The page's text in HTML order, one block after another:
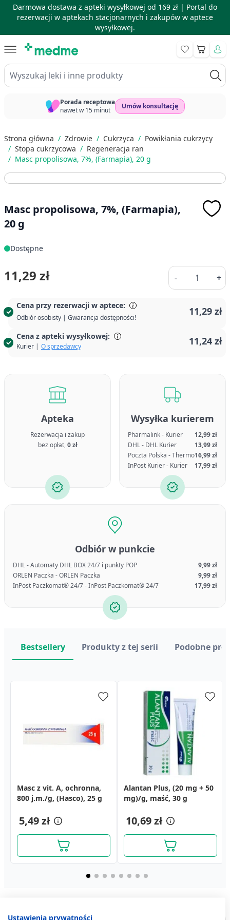
Darmowa dostawa z apteki wysyłkowej od 169 zł | Portal do
rezerwacji w aptekach stacjonarnych i zakupów w aptece
wysyłkowej.
Wyszukaj leki i inne produkty
Koszyk
Porada receptowa
nawet w 15 minut
Umów konsultację
Strona główna / Zdrowie / Cukrzyca / Powikłania cukrzycy
/ Stopa cukrzycowa / Regeneracja ran
/ Masc propolisowa, 7%, (Farmapia), 20 g
Masc propolisowa, 7%, (Farmapia),
20 g
Dostępne
Cena przy rezerwacji w aptece:
Odbiór osobisty | Gwarancja dostępności!
11,29 zł
Cena z apteki wysyłkowej:
Kurier | O sprzedawcy 11,24 zł
11,29 zł -
Ilość
+
Apteka
Rezerwacja i zakup
bez opłat,0 zł
Wysyłka kurierem
Pharmalink - Kurier
12,99 zł
DHL - DHL Kurier
13,99 zł
Poczta Polska - Thermo16,99 zł
InPost Kurier - Kurier
17,99 zł
Odbiór w punkcie
DHL - Automaty DHL BOX 24/7 i punkty POP
9,99 zł
ORLEN Paczka - ORLEN Paczka
9,99 zł
InPost Paczkomat® 24/7 - InPost Paczkomat® 24/7
17,99 zł
Masc z vit. A, ochronna,
800 j.m./g, (Hasco), 25 g
5,49 zł
Alantan Plus, (20 mg + 50
mg)/g, maść, 30 g
10,69 zł
Bestsellery Produkty z tej serii Podobne
Masc propolisowa, 7%,
(Farmapia), 30 g
13,99 zł
Tribiotic, maść, 1 g, 10
saszetek
15,19 zł
Koszyczek nagietka (syn.
kwiat nagietka), zioło
Termcool, żel chłodzący
po oparzeniu, 30 g
Ustawienia prywatności